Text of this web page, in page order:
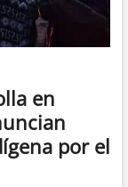
en
por el